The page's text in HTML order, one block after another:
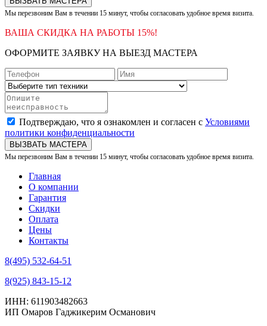
Мы перезвоним Вам в течении 15 минут, чтобы согласовать удобное время визита.
ВАША СКИДКА НА РАБОТЫ 15%!
ОФОРМИТЕ ЗАЯВКУ НА ВЫЕЗД МАСТЕРА
Подтверждаю, что я ознакомлен и согласен с Условиями
политики конфиденциальности
ВЫЗВАТЬ МАСТЕРА
Мы перезвоним Вам в течении 15 минут, чтобы согласовать удобное время визита.
Главная
О компании
Гарантия
Скидки
Оплата
Цены
Контакты
8(495) 532-64-51
8(925) 843-15-12
ИНН: 611903482663
ИП Омаров Гаджикерим Османович